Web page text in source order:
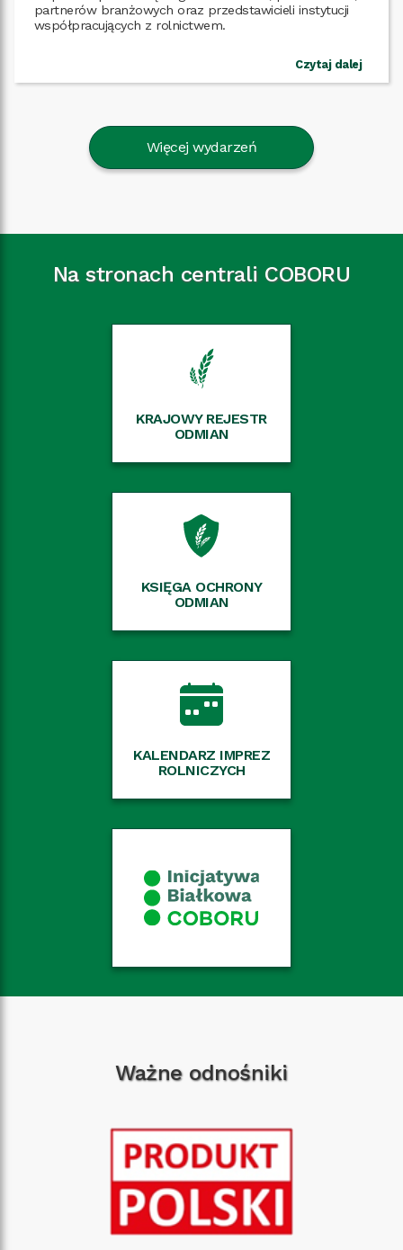
partnerów branżowych oraz przedstawicieli instytucji
Czytaj dalej
Więcej wydarzeń
Na stronach centrali COBORU
KRAJOWY REJESTR
ODMIAN
KSIĘGA OCHRONY
ODMIAN
KALENDARZ IMPREZ
ROLNICZYCH
Ważne odnośniki